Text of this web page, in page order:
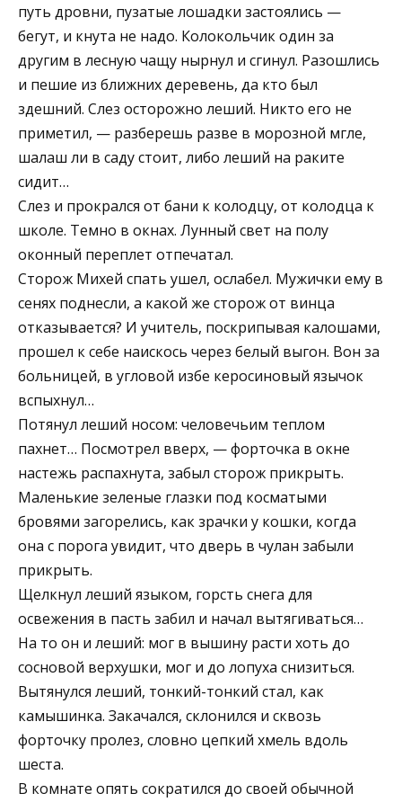
путь дровни, пузатые лошадки застоялись —
бегут, и кнута не надо. Колокольчик один за
другим в лесную чащу нырнул и сгинул. Разошлись
и пешие из ближних деревень, да кто был
здешний. Слез осторожно леший. Никто его не
приметил, — разберешь разве в морозной мгле,
шалаш ли в саду стоит, либо леший на раките
сидит…
Слез и прокрался от бани к колодцу, от колодца к
школе. Темно в окнах. Лунный свет на полу
оконный переплет отпечатал.
Сторож Михей спать ушел, ослабел. Мужички ему в
сенях поднесли, а какой же сторож от винца
отказывается? И учитель, поскрипывая калошами,
прошел к себе наискось через белый выгон. Вон за
больницей, в угловой избе керосиновый язычок
вспыхнул…
Потянул леший носом: человечьим теплом
пахнет… Посмотрел вверх, — форточка в окне
настежь распахнута, забыл сторож прикрыть.
Маленькие зеленые глазки под косматыми
бровями загорелись, как зрачки у кошки, когда
она с порога увидит, что дверь в чулан забыли
прикрыть.
Щелкнул леший языком, горсть снега для
освежения в пасть забил и начал вытягиваться…
На то он и леший: мог в вышину расти хоть до
сосновой верхушки, мог и до лопуха снизиться.
Вытянулся леший, тонкий-тонкий стал, как
камышинка. Закачался, склонился и сквозь
форточку пролез, словно цепкий хмель вдоль
шеста.
В комнате опять сократился до своей обычной